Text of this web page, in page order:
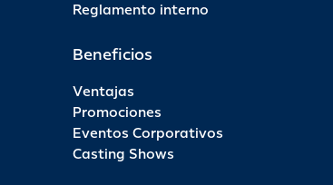
Reglamento interno
Beneficios
Ventajas
Promociones
Eventos Corporativos
Casting Shows